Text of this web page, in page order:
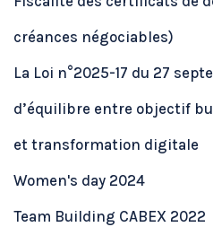
créances négociables)
La Loi n°2025-17 du 27
d’équilibre entre objectif
et transformation digitale
Women's day 2024
Team Building CABEX 2022